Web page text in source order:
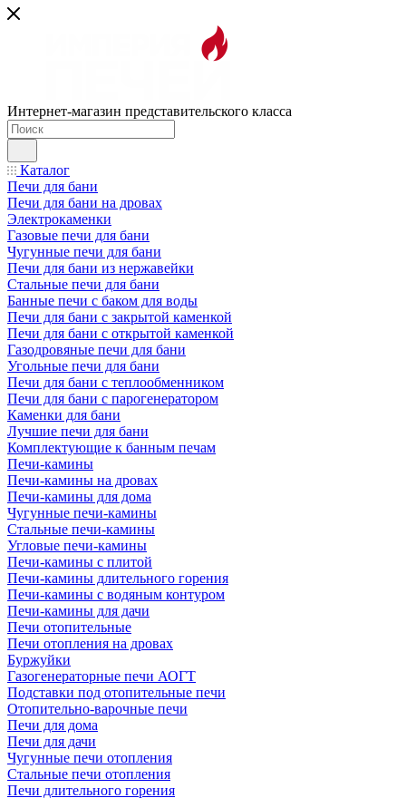
Интернет-магазин представительского класса
Каталог
Печи для бани
Печи для бани на дровах
Электрокаменки
Газовые печи для бани
Чугунные печи для бани
Печи для бани из нержавейки
Стальные печи для бани
Банные печи с баком для воды
Печи для бани с закрытой каменкой
Печи для бани с открытой каменкой
Газодровяные печи для бани
Угольные печи для бани
Печи для бани с теплообменником
Печи для бани с парогенератором
Каменки для бани
Лучшие печи для бани
Комплектующие к банным печам
Печи-камины
Печи-камины на дровах
Печи-камины для дома
Чугунные печи-камины
Стальные печи-камины
Угловые печи-камины
Печи-камины с плитой
Печи-камины длительного горения
Печи-камины с водяным контуром
Печи-камины для дачи
Печи отопительные
Печи отопления на дровах
Буржуйки
Газогенераторные печи АОГТ
Подставки под отопительные печи
Отопительно-варочные печи
Печи для дома
Печи для дачи
Чугунные печи отопления
Стальные печи отопления
Печи длительного горения